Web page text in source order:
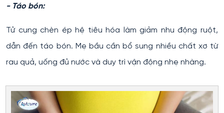
- Táo bón:
Tử cung chèn ép hệ tiêu hóa làm giảm nhu động ruột,
dẫn đến táo bón. Mẹ bầu cần bổ sung nhiều chất xơ từ
rau quả, uống đủ nước và duy trì vận động nhẹ nhàng.